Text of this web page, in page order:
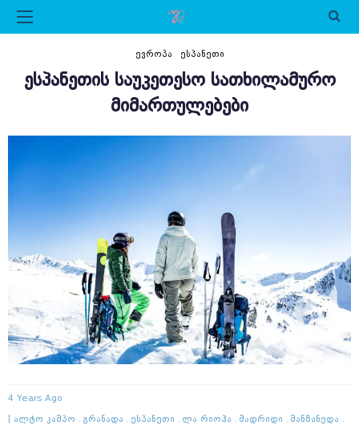
ᲔᲕᲠᲝᲞᲐ ᲔᲡᲞᲐᲜᲔᲗᲘ
ᲔᲡᲞᲐᲜᲔᲗᲘᲡ ᲡᲐᲣᲙᲔᲗᲔᲡᲝ ᲡᲐᲗᲮᲘᲚᲐᲛᲣᲠᲝ
ᲛᲘᲛᲐᲠᲗᲣᲚᲔᲑᲔᲑᲘ
4 Years Ago
Ალტო Კამპო Გრანადა Ესპანეთი Ლა Რიოჰა Მადრიდი Მანზანედა